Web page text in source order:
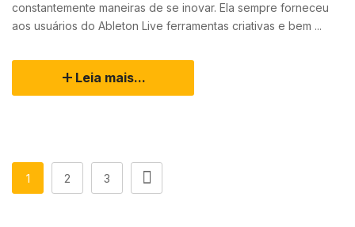
constantemente maneiras de se inovar. Ela sempre forneceu
aos usuários do Ableton Live ferramentas criativas e bem ...
Leia mais...
1 2 3